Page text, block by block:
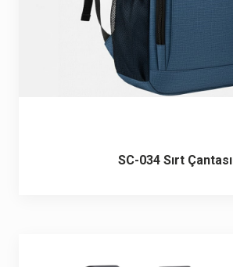
SC-034 Sırt Çantası